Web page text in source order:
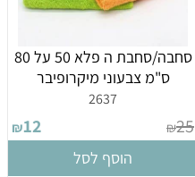
סחבה/סחבת ה פלא 50 על 80
ס"מ צבעוני מיקרופיבר
2637
₪25
₪12
הוסף לסל